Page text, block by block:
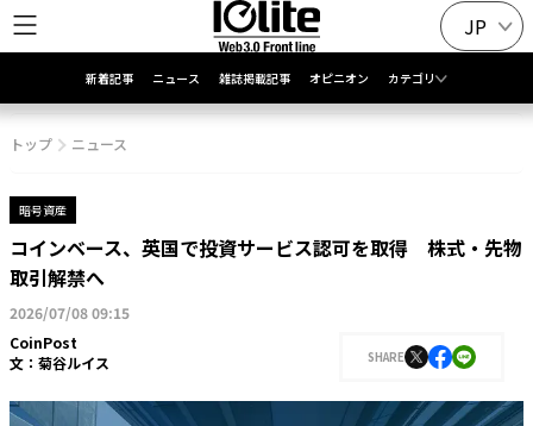
JP
新着記事 ニュース 雑誌掲載記事 オピニオン カテゴリ
トップ ニュース
暗号資産
コインベース、英国で投資サービス認可を取得 株式・先物
取引解禁へ
2026/07/08 09:15
CoinPost
文： 菊谷ルイス SHARE